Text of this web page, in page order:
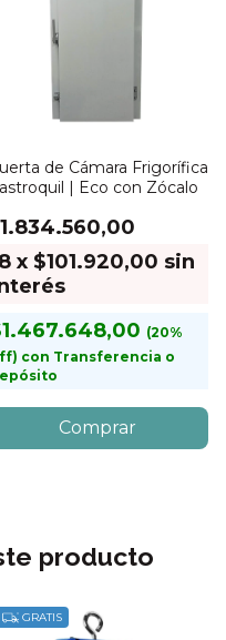
de Cámara Frigorífica
| Eco con Zócalo
x $101.920,00 sin
con Transferencia o
producto
GRATIS